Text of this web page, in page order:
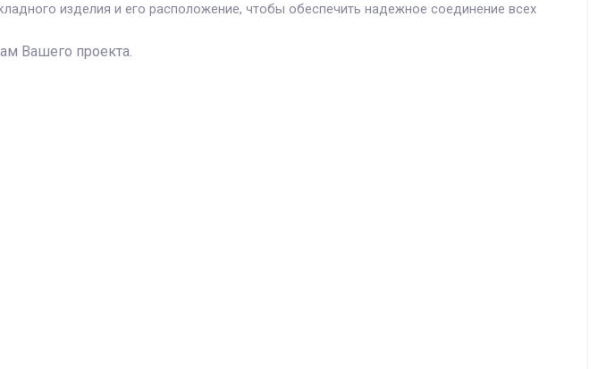
изделия и его расположение, чтобы обеспечить надежное соединение всех
Вашего проекта.